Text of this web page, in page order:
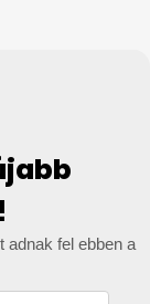
adnak fel ebben a